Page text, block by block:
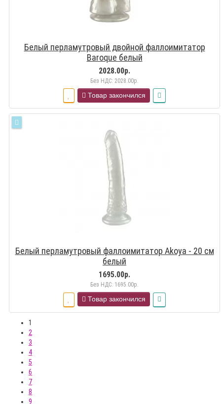
Белый перламутровый двойной фаллоимитатор
Baroque белый
2028.00р.
Без НДС: 2028.00р.
Товар закончился
Белый перламутровый фаллоимитатор Akoya - 20 см
белый
1695.00р.
Без НДС: 1695.00р.
Товар закончился
1
2
3
4
5
6
7
8
9